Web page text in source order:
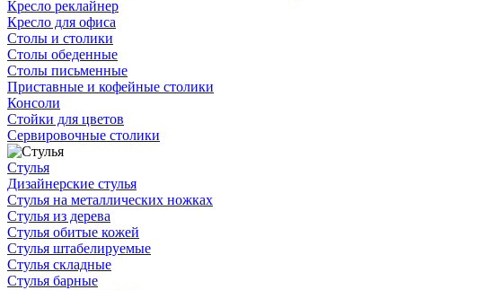
Кресло реклайнер
Кресло для офиса
Столы и столики
Столы обеденные
Столы письменные
Приставные и кофейные столики
Консоли
Стойки для цветов
Сервировочные столики
Стулья
Дизайнерские стулья
Стулья на металлических ножках
Стулья из дерева
Стулья обитые кожей
Стулья штабелируемые
Стулья складные
Стулья барные